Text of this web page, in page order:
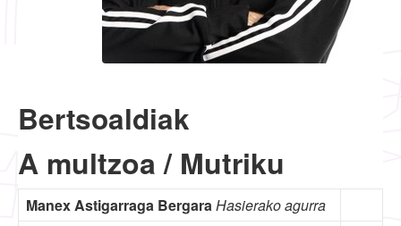
Bertsoaldiak
A multzoa / Mutriku
Manex Astigarraga BergaraHasierako agurra